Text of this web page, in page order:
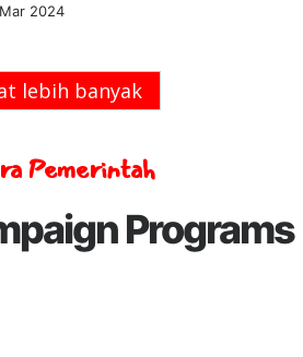
2024
lebih banyak
Pemerintah
Programs